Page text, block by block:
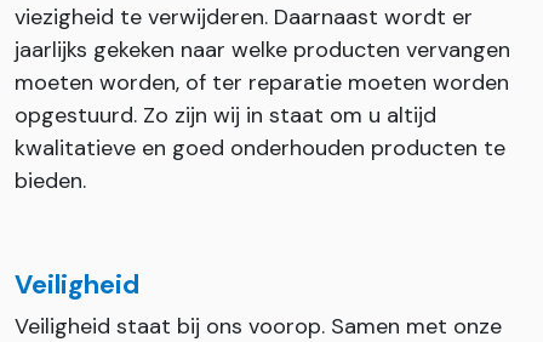
viezigheid te verwijderen. Daarnaast wordt er
jaarlijks gekeken naar welke producten vervangen
moeten worden, of ter reparatie moeten worden
opgestuurd. Zo zijn wij in staat om u altijd
kwalitatieve en goed onderhouden producten te
bieden.
Veiligheid
Veiligheid staat bij ons voorop. Samen met onze